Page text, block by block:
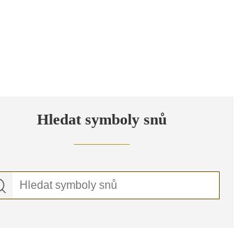
Hledat symboly snů